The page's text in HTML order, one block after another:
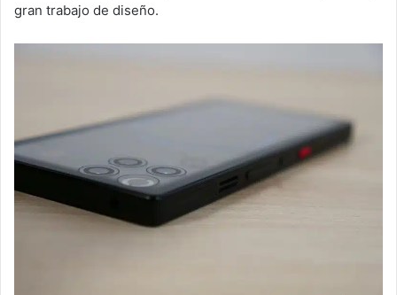
gran trabajo de diseño.